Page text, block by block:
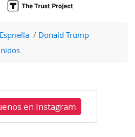
Donald Trump
en Instagram